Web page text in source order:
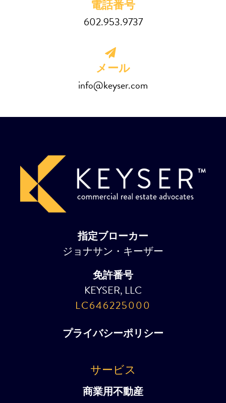
電話番号
602.953.9737
メール
info@keyser.com
指定ブローカー
ジョナサン・キーザー
免許番号
KEYSER, LLC
LC646225000
プライバシーポリシー
サービス
商業用不動産